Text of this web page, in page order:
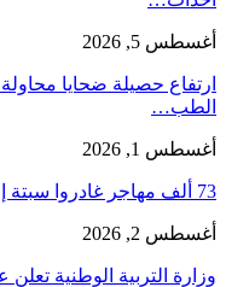
أغسطس 5, 2026
الطب…
أغسطس 1, 2026
73 ألف مهاجر غادروا سبتة إلى المغرب وعدد القتلى يرتفع لـ71
أغسطس 2, 2026
وزارة التربية الوطنية